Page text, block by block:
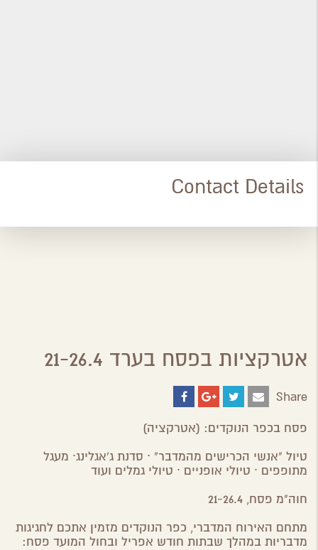
Contact Details
אטרקציות בפסח בערד 21-26.4
Share
פסח בכפר הנוקדים: (אטרקציה)
טיול "אנשי הכרישים מהמדבר" ∙ סדנת ג'אגלינג∙ מעגל
מתופפים ∙ טיולי אופניים ∙ טיולי גמלים ועוד
חוה"מ פסח, 21-26.4
מתחם האירוח המדברי, כפר הנוקדים מזמין אתכם לחגיגות
מדבריות במהלך שבתות חודש אפריל ובחול המועד פסח: